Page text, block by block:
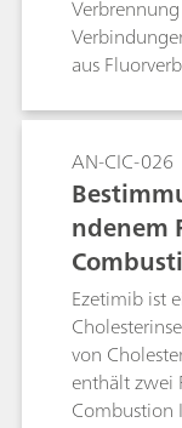
Quarzvial
können so
aus
einen
übermässige
Application
nach einer
AN-CIC-026
ndenem
Ezetimib ist
von
enthält zwei
Combustion